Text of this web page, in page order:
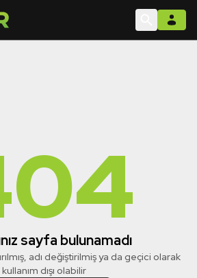
sayfa bulunamadı
adı değiştirilmiş ya da geçici olarak
kullanım dışı olabilir